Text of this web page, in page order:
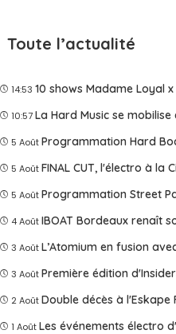
Toute l’actualité
14:53 10 shows Madame Loyal
10:57 La Hard Music se mobilise
5 Août Programmation Hard
5 Août FINAL CUT, l'électro à la
5 Août Programmation Street
4 Août IBOAT Bordeaux renaît
3 Août L’Atomium en fusion
3 Août Première édition
2 Août Double décès à l'Eskape
1 Août Les événements électro